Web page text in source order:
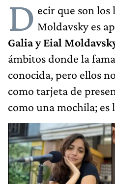
D ecir que son los
Moldavsky es
Galia y Eial
ámbitos donde la
conocida, pero ellos
como tarjeta de
como una mochila; es